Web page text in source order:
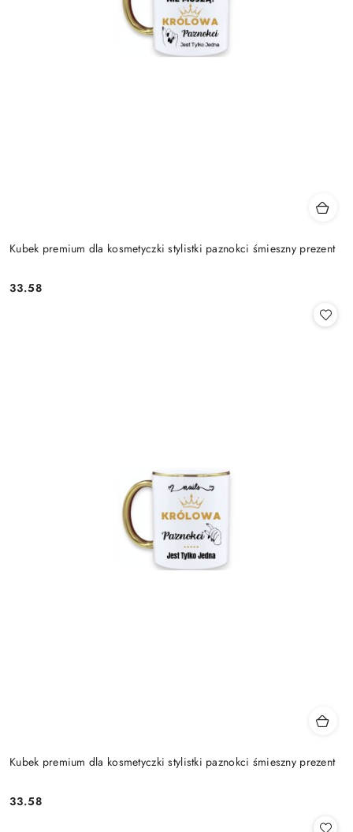
Kubek premium dla kosmetyczki stylistki paznokci śmieszny prezent
Cena:
33.58
Kubek premium dla kosmetyczki stylistki paznokci śmieszny prezent
Cena:
33.58